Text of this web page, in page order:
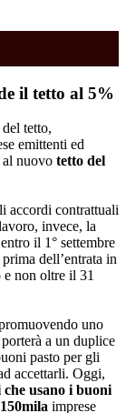
il tetto al 5%
tetto,
emittenti ed
al nuovo tetto del
accordi contrattuali
invece, la
il 1° settembre
dell’entrata in
non oltre il 31
uno
a un duplice
pasto per gli
accettarli. Oggi,
usano i buoni
imprese